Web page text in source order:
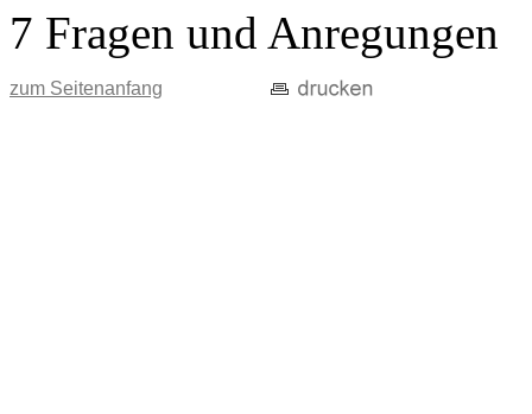
7 Fragen und Anregungen
zum Seitenanfang